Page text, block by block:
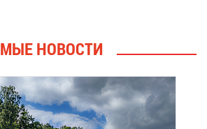
НО­ВО­СТИ